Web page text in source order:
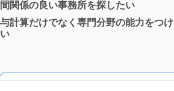
で土日祝休み、年末年始や有給休暇も取得
関係の良い事務所を探したい
計算だけでなく専門分野の能力をつけ